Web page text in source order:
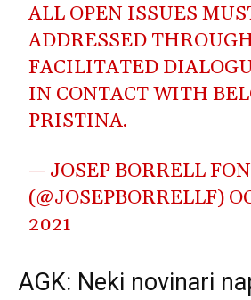
ALL OPEN ISSUES
ADDRESSED
FACILITATED
IN CONTACT WITH
PRISTINA.
— JOSEP BORRELL
(@JOSEPBORRELLF)
2021
AGK: Neki novinari